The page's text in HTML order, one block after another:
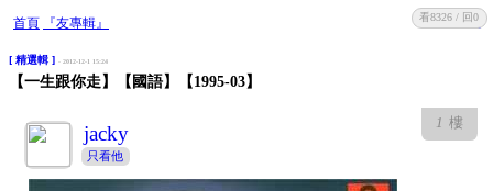
首頁 『友專輯』 收藏 回復
[ 精選輯 ] - 2012-12-1 15:24
【一生跟你走】【國語】【1995-03】
看8326 / 回0
1 樓
jacky
只看他